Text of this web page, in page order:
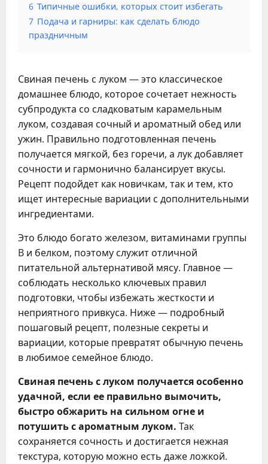
6 Типичные ошибки, которых стоит избегать
7 Подача и гарниры: как сделать блюдо
праздничным
Свиная печень с луком — это классическое
домашнее блюдо, которое сочетает нежность
субпродукта со сладковатым карамельным
луком, создавая сочный и ароматный обед или
ужин. Правильно подготовленная печень
получается мягкой, без горечи, а лук добавляет
сочности и гармонично балансирует вкусы.
Рецепт подойдет как новичкам, так и тем, кто
ищет интересные вариации с дополнительными
ингредиентами.
Это блюдо богато железом, витаминами группы
B и белком, поэтому служит отличной
питательной альтернативой мясу. Главное —
соблюдать несколько ключевых правил
подготовки, чтобы избежать жесткости и
неприятного привкуса. Ниже — подробный
пошаговый рецепт, полезные секреты и
вариации, которые превратят обычную печень
в любимое семейное блюдо.
Свиная печень с луком получается особенно
удачной, если ее правильно вымочить,
быстро обжарить на сильном огне и
потушить с ароматным луком. Так
сохраняется сочность и достигается нежная
текстура, которую можно есть даже ложкой.